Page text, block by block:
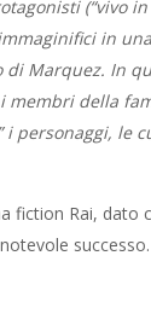
(“vivo
in
Marquez. In
membri della
personaggi, le
fiction Rai,
successo.